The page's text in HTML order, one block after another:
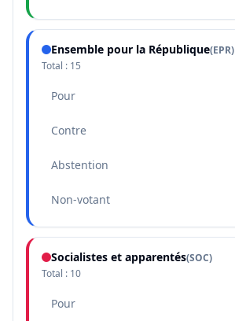
Ensemble pour la République(EPR)
Total : 15
Pour
Contre
Abstention
Non-votant
Socialistes et apparentés(SOC)
Total : 10
Pour